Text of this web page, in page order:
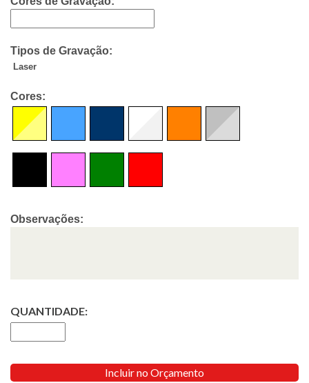
Tipos de Gravação:
Laser
Cores:
Observações:
QUANTIDADE:
Incluir no Orçamento